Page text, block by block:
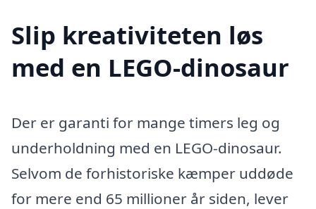
Slip kreativiteten løs
med en LEGO-dinosaur
Der er garanti for mange timers leg og
underholdning med en LEGO-dinosaur.
Selvom de forhistoriske kæmper uddøde
for mere end 65 millioner år siden, lever